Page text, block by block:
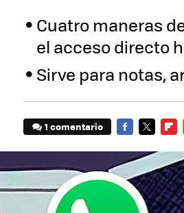
Cuatro maneras
el acceso directo
Sirve para notas,
1 comentario